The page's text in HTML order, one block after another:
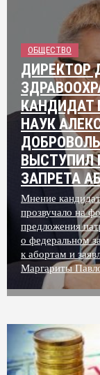
ОБЩЕСТВО
ДИРЕКТОР
КАНДИДАТ
НАУК
ВЫСТУПИЛ
ЗАПРЕТА
Мнение
прозвучало на
предложения
о федеральном
к абортам и
Маргариты